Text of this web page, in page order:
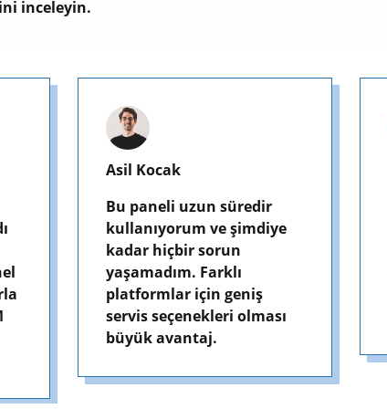
inceleyin.
Berna Ilgın Demirtaş
Online işinizi büyütmek
kolay değil, rekabet çok
yüksek. Bu panel
sayesinde daha fazla
görünürlük kazandım ve
müşteri kitlemi büyüttüm.